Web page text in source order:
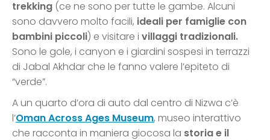
trekking (ce ne sono per tutte le gambe. Alcuni
sono davvero molto facili, ideali per famiglie con
bambini piccoli) e visitare i villaggi tradizionali.
Sono le gole, i canyon e i giardini sospesi in terrazzi
di Jabal Akhdar che le fanno valere l’epiteto di
“verde”.
A un quarto d’ora di auto dal centro di Nizwa c’è
l’Oman Across Ages Museum, museo interattivo
che racconta in maniera giocosa la storia e il